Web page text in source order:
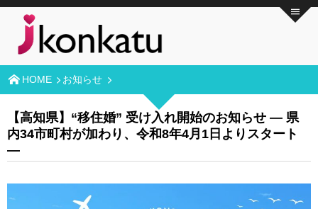
HOME お知らせ
【高知県】“移住婚” 受け入れ開始のお知らせ ― 県
内34市町村が加わり、令和8年4月1日よりスタート
―